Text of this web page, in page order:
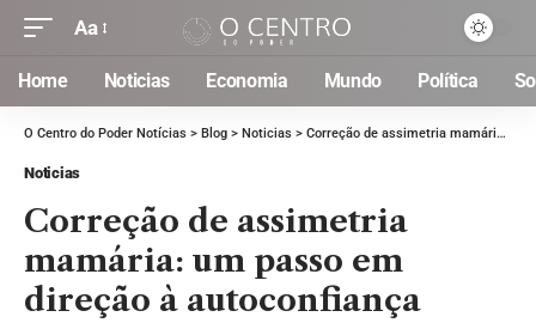
Aa
Home Noticias Economia Mundo Política
O Centro do Poder Notícias > Blog > Noticias > Correção de assimetria mamária: um passo em direção à autoconfiança
Noticias
Correção de assimetria
mamária: um passo em
direção à autoconfiança